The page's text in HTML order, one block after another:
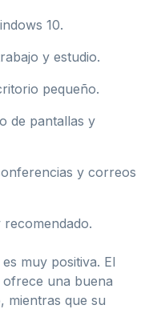
10.
y estudio.
pequeño.
de pantallas y
y correos
muy positiva. El
una buena
mientras que su